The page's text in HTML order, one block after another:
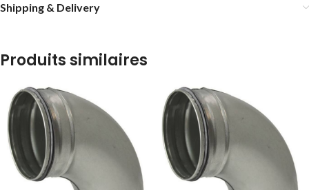
Shipping & Delivery
Produits similaires